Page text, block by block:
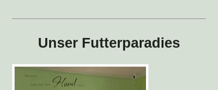
Unser Futterparadies